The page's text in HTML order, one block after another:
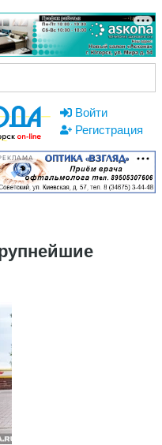
Войти
Регистрация